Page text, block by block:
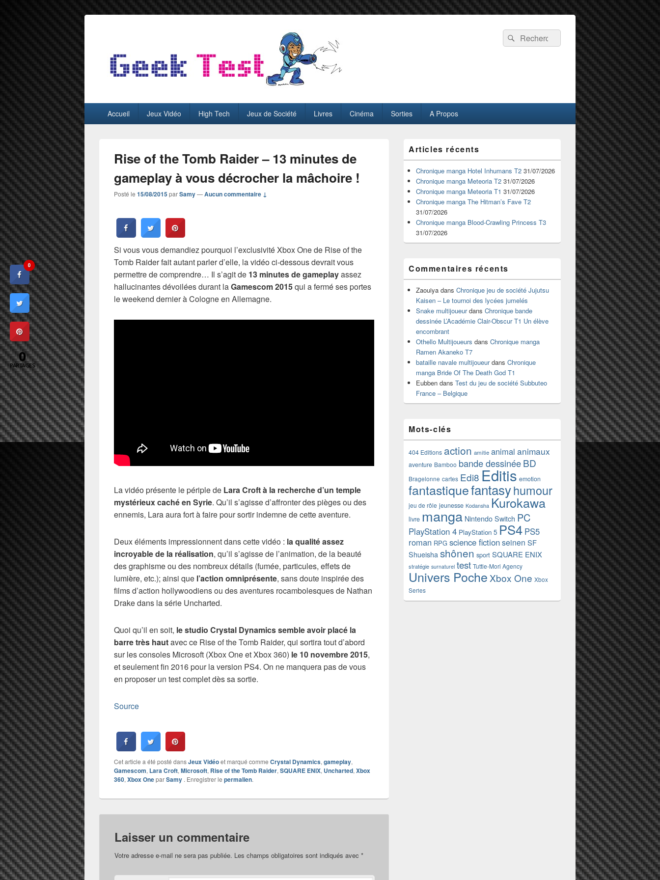
GeekTest
Recherche :
Rechercher
principalAccueil Jeux Vidéo High Tech Jeux de Société Livres Cinéma Sorties A Propos
Rise of the Tomb Raider – 13 minutes de
gameplay à vous décrocher la mâchoire !
Posté le 15/08/2015parSamy—Aucun commentaire ↓
Si vous vous demandiez pourquoi l’exclusivité Xbox One de Rise of the
Tomb Raider fait autant parler d’elle, la vidéo ci-dessous devrait vous
permettre de comprendre… Il s’agit de 13 minutes de gameplayassez
hallucinantes dévoilées durant laGamescom 2015qui a fermé ses portes
le weekend dernier à Cologne en Allemagne.
La vidéo présente le périple de Lara Croft à la recherche d’un temple
mystérieux caché en Syrie. Qu’il s’agisse d’affronter des pièges ou des
ennemis, Lara aura fort à faire pour sortir indemne de cette aventure.
Deux éléments impressionnent dans cette vidéo : la qualité assez
incroyable de la réalisation, qu’il s’agisse de l’animation, de la beauté
des graphisme ou des nombreux détails (fumée, particules, effets de
lumière, etc.); ainsi que l’action omniprésente, sans doute inspirée des
films d’action hollywoodiens ou des aventures rocambolesques de Nathan
Drake dans la série Uncharted.
Quoi qu’il en soit, le studio Crystal Dynamics semble avoir placé la
barre très hautavec ce Rise of the Tomb Raider, qui sortira tout d’abord
sur les consoles Microsoft (Xbox One et Xbox 360) le 10 novembre 2015,
et seulement fin 2016 pour la version PS4. On ne manquera pas de vous
en proposer un test complet dès sa sortie.
Source
Cet article a été posté dansJeux Vidéoet marqué comme Crystal Dynamics, gameplay,
Gamescom, Lara Croft, Microsoft, Rise of the Tomb Raider, SQUARE ENIX, Uncharted, Xbox
360, Xbox OneparSamy . Enregistrer le permalien.
Laisser un commentaire
Votre adresse e-mail ne sera pas publiée. Les champs obligatoires sont indiqués avec *
principale
de
widget
pour
barre
latérale
Articles récents
Chronique manga Hotel Inhumans T2 31/07/2026
Chronique manga Meteoria T2 31/07/2026
Chronique manga Meteoria T1 31/07/2026
Chronique manga The Hitman’s Fave T2
31/07/2026
Chronique manga Blood-Crawling Princess T3
31/07/2026
Commentaires récents
Zaouiya dans Chronique jeu de société Jujutsu
Kaisen – Le tournoi des lycées jumelés
Snake multijoueurdans Chronique bande
dessinée L’Académie Clair-Obscur T1 Un élève
encombrant
Othello Multijoueurs dans Chronique manga
Ramen Akaneko T7
bataille navale multijoueurdans Chronique
manga Bride Of The Death God T1
Eubben dans Test du jeu de société Subbuteo
France – Belgique
Mots-clés
404 Editions action amitie animal animaux
aventure Bamboo bande dessinéeBD
Bragelonne cartes Edi8 Editis emotion
fantastiquefantasyhumour
jeu de rôle jeunesse Kodansha Kurokawa
livre manga Nintendo Switch PC
PlayStation 4 PlayStation 5 PS4 PS5
roman RPG science fictionseinen SF
Shueisha shônen sport SQUARE ENIX
stratégie surnaturel test Tuttle-Mori Agency
Univers Poche Xbox One Xbox
Series
0
0
PARTAGES